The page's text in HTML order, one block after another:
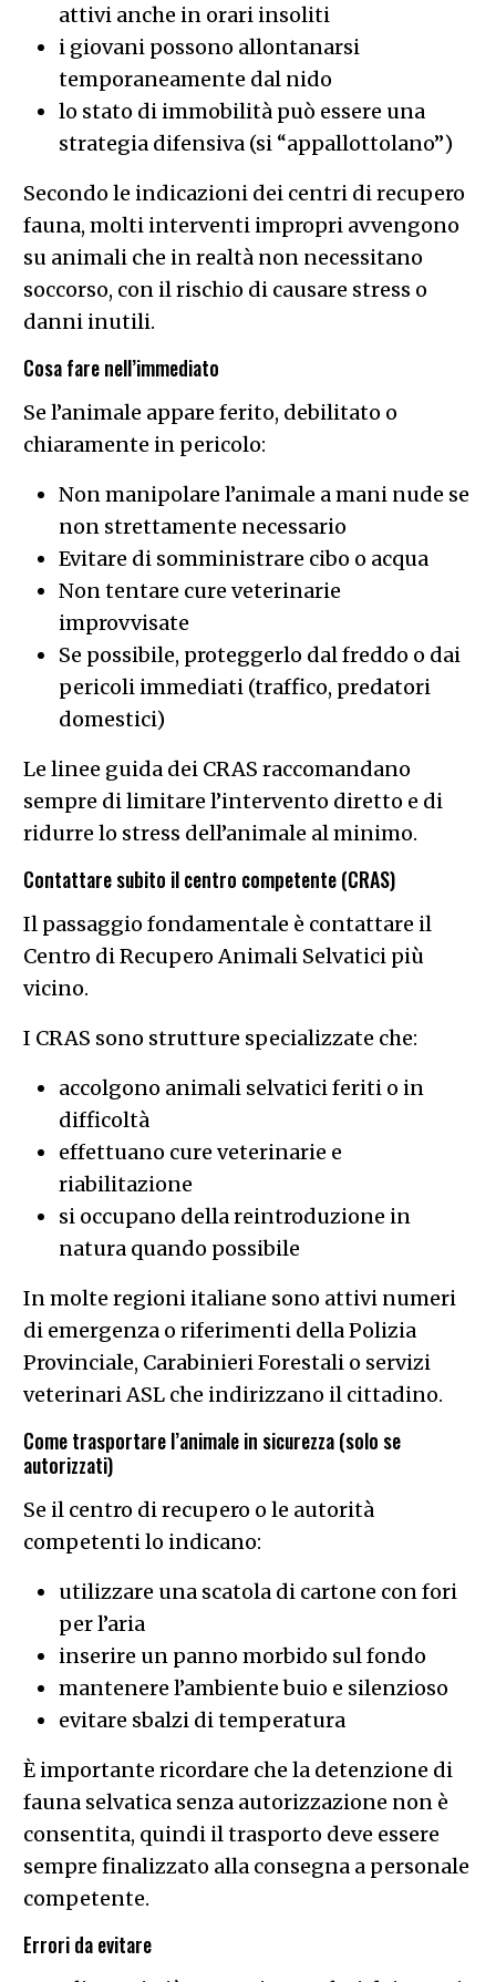
attivi anche in orari insoliti
i giovani possono allontanarsi
temporaneamente dal nido
lo stato di immobilità può essere una
strategia difensiva (si “appallottolano”)
Secondo le indicazioni dei centri di recupero
fauna, molti interventi impropri avvengono
su animali che in realtà non necessitano
soccorso, con il rischio di causare stress o
danni inutili.
Cosa fare nell’immediato
Se l’animale appare ferito, debilitato o
chiaramente in pericolo:
Non manipolare l’animale a mani nude se
non strettamente necessario
Evitare di somministrare cibo o acqua
Non tentare cure veterinarie
improvvisate
Se possibile, proteggerlo dal freddo o dai
pericoli immediati (traffico, predatori
domestici)
Le linee guida dei CRAS raccomandano
sempre di limitare l’intervento diretto e di
ridurre lo stress dell’animale al minimo.
Contattare subito il centro competente (CRAS)
Il passaggio fondamentale è contattare il
Centro di Recupero Animali Selvatici più
vicino.
I CRAS sono strutture specializzate che:
accolgono animali selvatici feriti o in
difficoltà
effettuano cure veterinarie e
riabilitazione
si occupano della reintroduzione in
natura quando possibile
In molte regioni italiane sono attivi numeri
di emergenza o riferimenti della Polizia
Provinciale, Carabinieri Forestali o servizi
veterinari ASL che indirizzano il cittadino.
Come trasportare l’animale in sicurezza (solo se
autorizzati)
Se il centro di recupero o le autorità
competenti lo indicano:
utilizzare una scatola di cartone con fori
per l’aria
inserire un panno morbido sul fondo
mantenere l’ambiente buio e silenzioso
evitare sbalzi di temperatura
È importante ricordare che la detenzione di
fauna selvatica senza autorizzazione non è
consentita, quindi il trasporto deve essere
sempre finalizzato alla consegna a personale
competente.
Errori da evitare